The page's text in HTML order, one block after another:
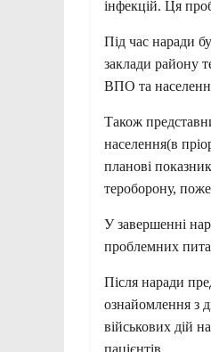
інфекцій. Ця
Під час наради
заклади району
ВПО та
Також
населення(в
планові
тероборону,
У завершенні
проблемних
Після наради
ознайомлення з
військових дій
пацієнтів.